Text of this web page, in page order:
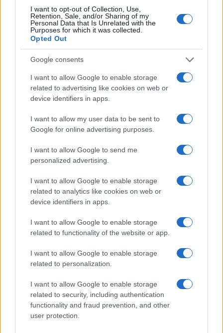
I want to opt-out of Collection, Use,
Retention, Sale, and/or Sharing of my
Personal Data that Is Unrelated with the
Purposes for which it was collected.
Opted Out
Google consents
I want to allow Google to enable storage
related to advertising like cookies on web or
device identifiers in apps.
I want to allow my user data to be sent to
Google for online advertising purposes.
I want to allow Google to send me
personalized advertising.
I want to allow Google to enable storage
related to analytics like cookies on web or
device identifiers in apps.
I want to allow Google to enable storage
related to functionality of the website or app.
I want to allow Google to enable storage
related to personalization.
I want to allow Google to enable storage
related to security, including authentication
functionality and fraud prevention, and other
user protection.
sono passati dal 10 per cento delle europee al 5
per cento. Un tracollo senza attenuanti.
Nonostante ciò, Giuseppi continua a tirare dritto,
convinto che la sua poltrona sia intoccabile: “Se il
voto in Liguria ha segnato un’astensione record,
che conferma il trend negativo dell’affluenza già
registrato a giugno, bisogna capire una volta per
tutte che non si può barattare la credibilità di un
progetto politico con gli interessi di qualche
gruppo di potere pronto a spostare il proprio
La credibilità del M5S è sempre stata quella di non
la politica di questo Paese”. Anziché stare zitto e
contenere i danni, l’autoproclamato avvocato del
popolo ha ribadito il suo veto a Renzi, che
“avrebbe solo fatto perdere ancor più voti al M5S
e quindi alla coalizione”.
Il campo largo fallisce un esame elettorale che
doveva essergli congeniale per diversi motivi e
ora si apriranno profonde riflessioni. La coalizione
è una polveriera, un tutti contro tutti senza una
visione e con un unico obiettivo, provare a battere